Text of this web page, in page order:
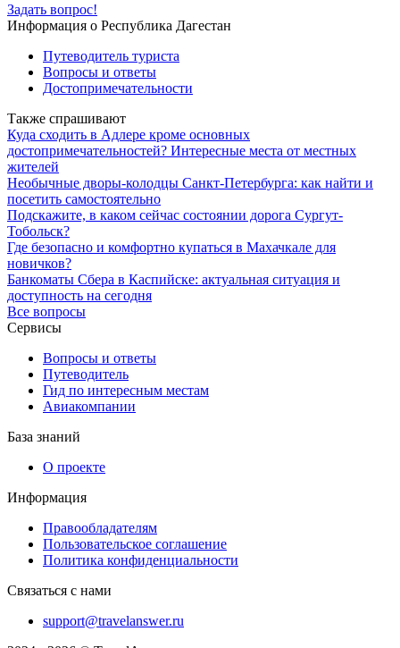
Задать вопрос!
Информация о Республика Дагестан
Путеводитель туриста
Вопросы и ответы
Достопримечательности
Также спрашивают
Куда сходить в Адлере кроме основных
достопримечательностей? Интересные места от местных
жителей
Необычные дворы-колодцы Санкт-Петербурга: как найти и
посетить самостоятельно
Подскажите, в каком сейчас состоянии дорога Сургут-
Тобольск?
Где безопасно и комфортно купаться в Махачкале для
новичков?
Банкоматы Сбера в Каспийске: актуальная ситуация и
доступность на сегодня
Все вопросы
Сервисы
Вопросы и ответы
Путеводитель
Гид по интересным местам
Авиакомпании
База знаний
О проекте
Информация
Правообладателям
Пользовательское соглашение
Политика конфиденциальности
Связаться с нами
support@travelanswer.ru